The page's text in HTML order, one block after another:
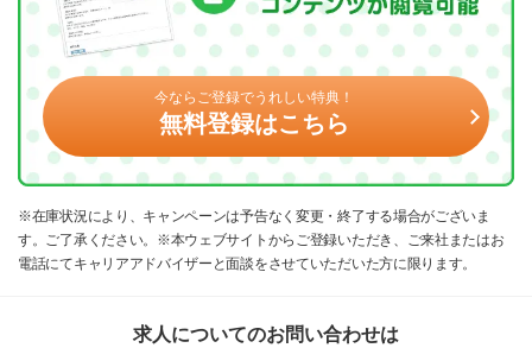
今ならご登録でうれしい特典！
無料登録はこちら
※在庫状況により、キャンペーンは予告なく変更・終了する場合がございま
す。ご了承ください。※本ウェブサイトからご登録いただき、ご来社またはお
電話にてキャリアアドバイザーと面談をさせていただいた方に限ります。
求人についてのお問い合わせは